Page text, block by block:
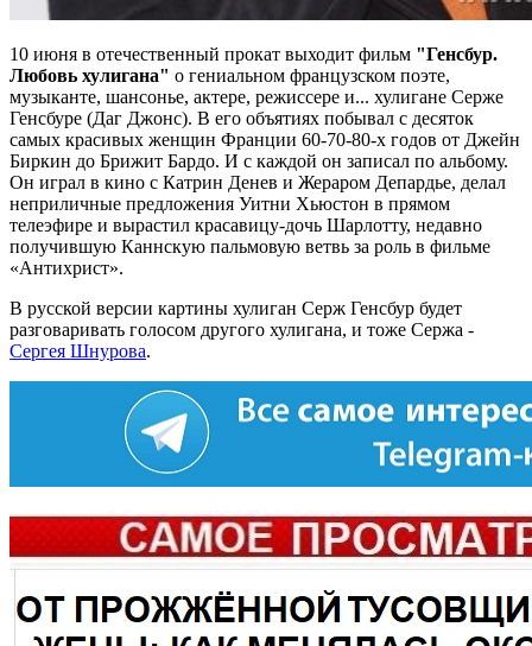
10 июня в отечественный прокат выходит фильм "Генсбур.
Любовь хулигана" о гениальном французском поэте,
музыканте, шансонье, актере, режиссере и... хулигане Серже
Генсбуре (Даг Джонс). В его объятиях побывал с десяток
самых красивых женщин Франции 60-70-80-х годов от Джейн
Биркин до Брижит Бардо. И с каждой он записал по альбому.
Он играл в кино с Катрин Денев и Жераром Депардье, делал
неприличные предложения Уитни Хьюстон в прямом
телеэфире и вырастил красавицу-дочь Шарлотту, недавно
получившую Каннскую пальмовую ветвь за роль в фильме
«Антихрист».
В русской версии картины хулиган Серж Генсбур будет
разговаривать голосом другого хулигана, и тоже Сержа -
Сергея Шнурова.